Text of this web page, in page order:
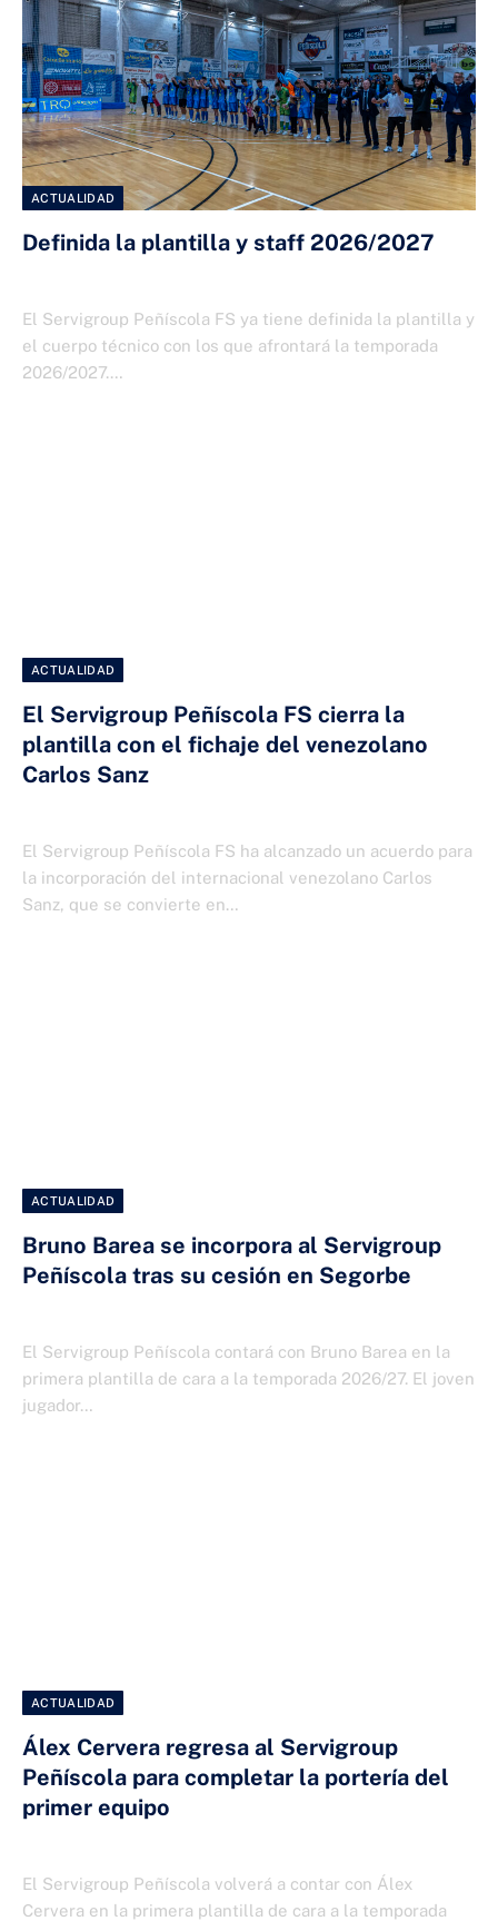
ACTUALIDAD
Definida la plantilla y staff 2026/2027
El Servigroup Peñíscola FS ya tiene definida la plantilla y
el cuerpo técnico con los que afrontará la temporada
2026/2027.…
ACTUALIDAD
El Servigroup Peñíscola FS cierra la
plantilla con el fichaje del venezolano
Carlos Sanz
El Servigroup Peñíscola FS ha alcanzado un acuerdo para
la incorporación del internacional venezolano Carlos
Sanz, que se convierte en…
ACTUALIDAD
Bruno Barea se incorpora al Servigroup
Peñíscola tras su cesión en Segorbe
El Servigroup Peñíscola contará con Bruno Barea en la
primera plantilla de cara a la temporada 2026/27. El joven
jugador…
ACTUALIDAD
Álex Cervera regresa al Servigroup
Peñíscola para completar la portería del
primer equipo
El Servigroup Peñíscola volverá a contar con Álex
Cervera en la primera plantilla de cara a la temporada